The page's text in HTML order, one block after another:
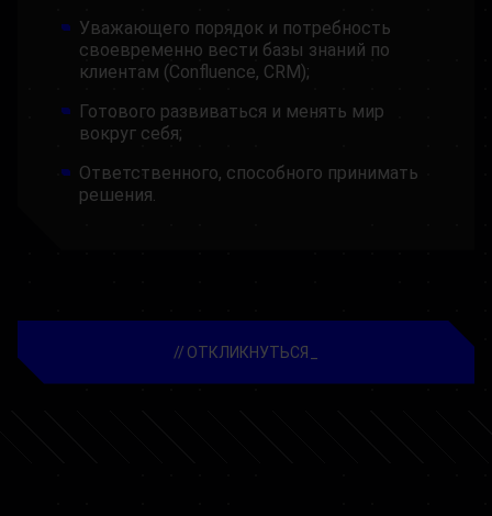
Уважающего порядок и потребность
своевременно вести базы знаний по
клиентам (Confluence, CRM);
Готового развиваться и менять мир
вокруг себя;
Ответственного, способного принимать
решения.
ОТКЛИКНУТЬСЯ